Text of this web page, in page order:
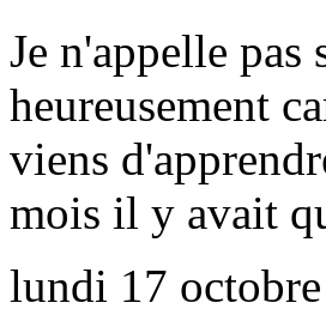
Je n'appelle
heureusement
viens
mois il y avait
lundi 17